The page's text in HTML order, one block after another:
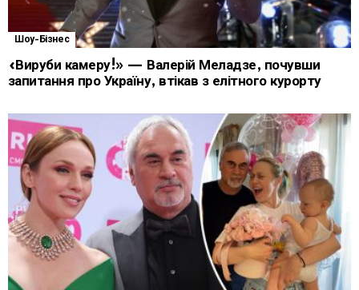
Шоу-Бізнес
«Вируби камеру!» — Валерій Меладзе, почувши
запитання про Україну, втікав з елітного курорту